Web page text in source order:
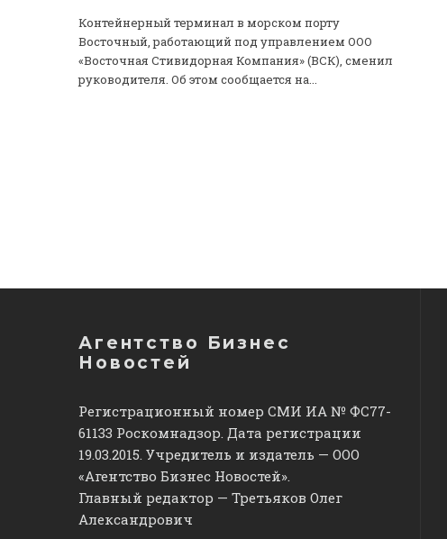
Контейнерный терминал в морском порту
Восточный, работающий под управлением ООО
«Восточная Стивидорная Компания» (ВСК), сменил
руководителя. Об этом сообщается на...
Агентство Бизнес
Новостей
Регистрационный номер СМИ ИА № ФС77-
61133 Роскомнадзор. Дата регистрации
19.03.2015. Учредитель и издатель — ООО
«Агентство Бизнес Новостей».
Главный редактор — Третьяков Олег
Александрович